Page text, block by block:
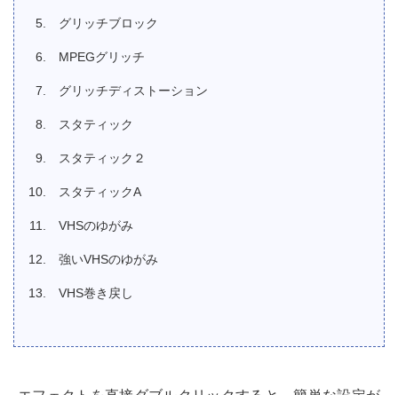
グリッチブロック
MPEGグリッチ
グリッチディストーション
スタティック
スタティック２
スタティックA
VHSのゆがみ
強いVHSのゆがみ
VHS巻き戻し